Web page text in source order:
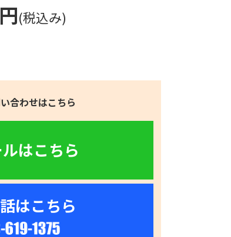
円(税込み)
合わせはこちら
はこちら
はこちら